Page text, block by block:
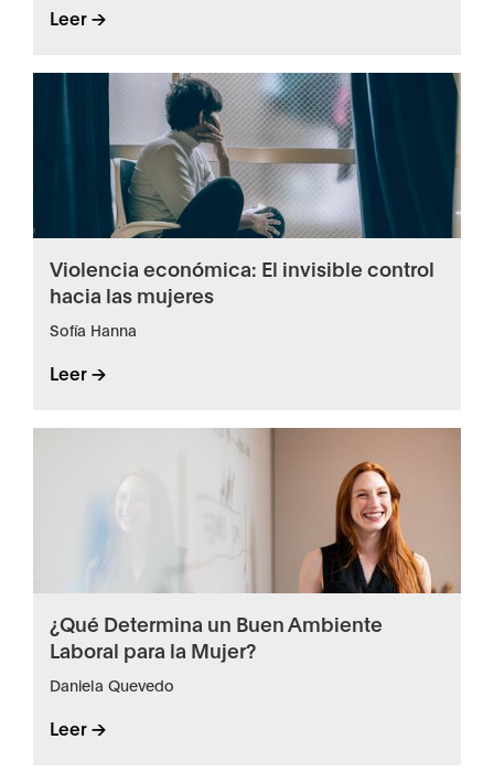
Leer ->
Violencia económica: El invisible control
hacia las mujeres
Sofía Hanna
Leer ->
¿Qué Determina un Buen Ambiente
Laboral para la Mujer?
Daniela Quevedo
Leer ->